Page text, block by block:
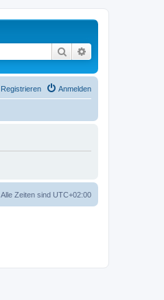
Suche
Anmelden
Registrieren
Alle Zeiten sind UTC+02:00